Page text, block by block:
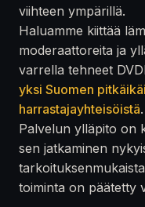
viihteen ympärillä.
Haluamme kiittää
moderaattoreita ja
varrella tehneet
yksi Suomen
harrastajayhteisöistä.
Palvelun ylläpito on
sen jatkaminen
toiminta on päätetty